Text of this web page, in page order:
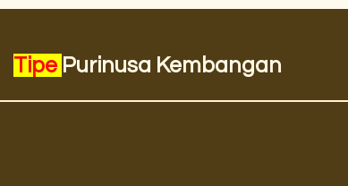
Tipe Purinusa Kembangan